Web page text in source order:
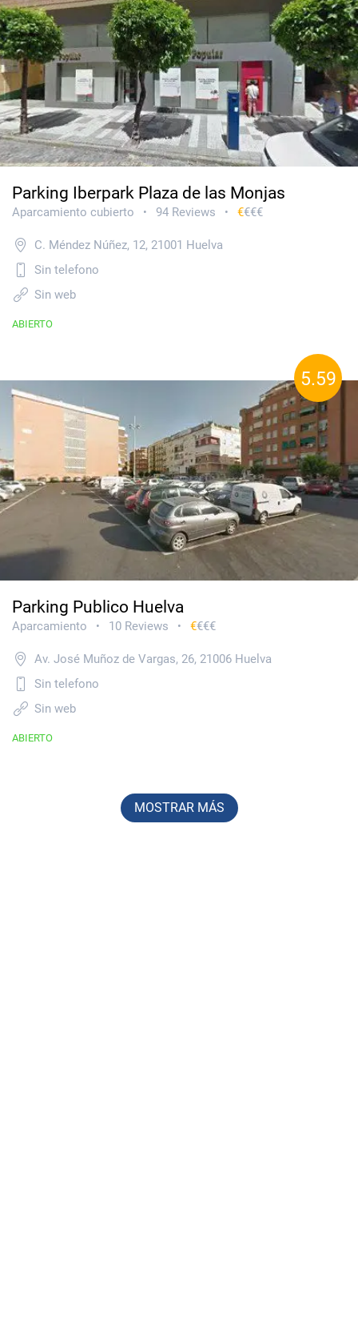
Parking Iberpark Plaza de las Monjas
Aparcamiento cubierto • 94 Reviews • €€€€
C. Méndez Núñez, 12, 21001 Huelva
Sin telefono
Sin web
ABIERTO
5.59
Parking Publico Huelva
Aparcamiento • 10 Reviews • €€€€
Av. José Muñoz de Vargas, 26, 21006 Huelva
Sin telefono
Sin web
ABIERTO
MOSTRAR MÁS